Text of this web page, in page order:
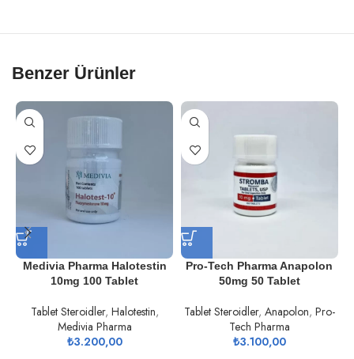
Benzer Ürünler
Medivia Pharma Halotestin
10mg 100 Tablet
Tablet Steroidler, Halotestin,
Medivia Pharma
₺3.200,00
Pro-Tech Pharma Anapolon
50mg 50 Tablet
Tablet Steroidler, Anapolon, Pro-
Tech Pharma
₺3.100,00